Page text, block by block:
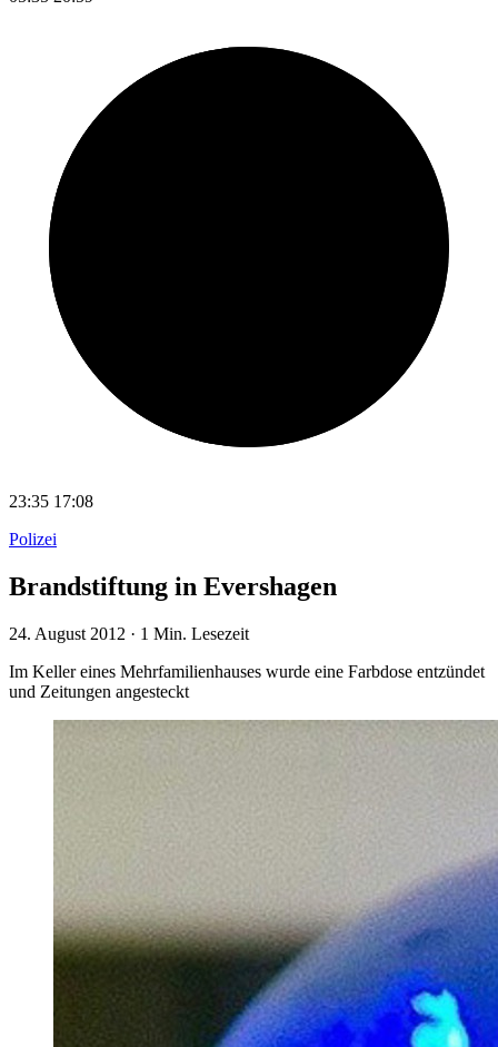
23:35 17:08
Polizei
Brandstiftung in Evershagen
24. August 2012 · 1 Min. Lesezeit
Im Keller eines Mehrfamilienhauses wurde eine Farbdose entzündet
und Zeitungen angesteckt